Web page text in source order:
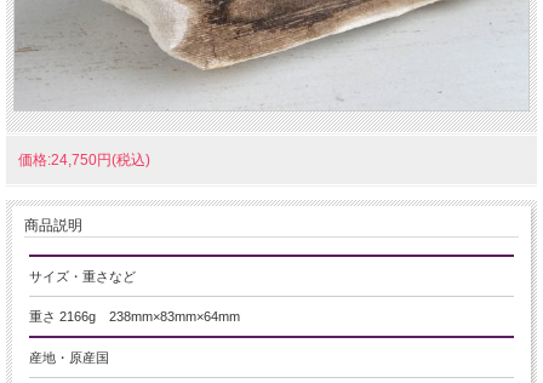
価格:24,750円(税込)
商品説明
サイズ・重さなど
重さ 2166g 238mm×83mm×64mm
産地・原産国